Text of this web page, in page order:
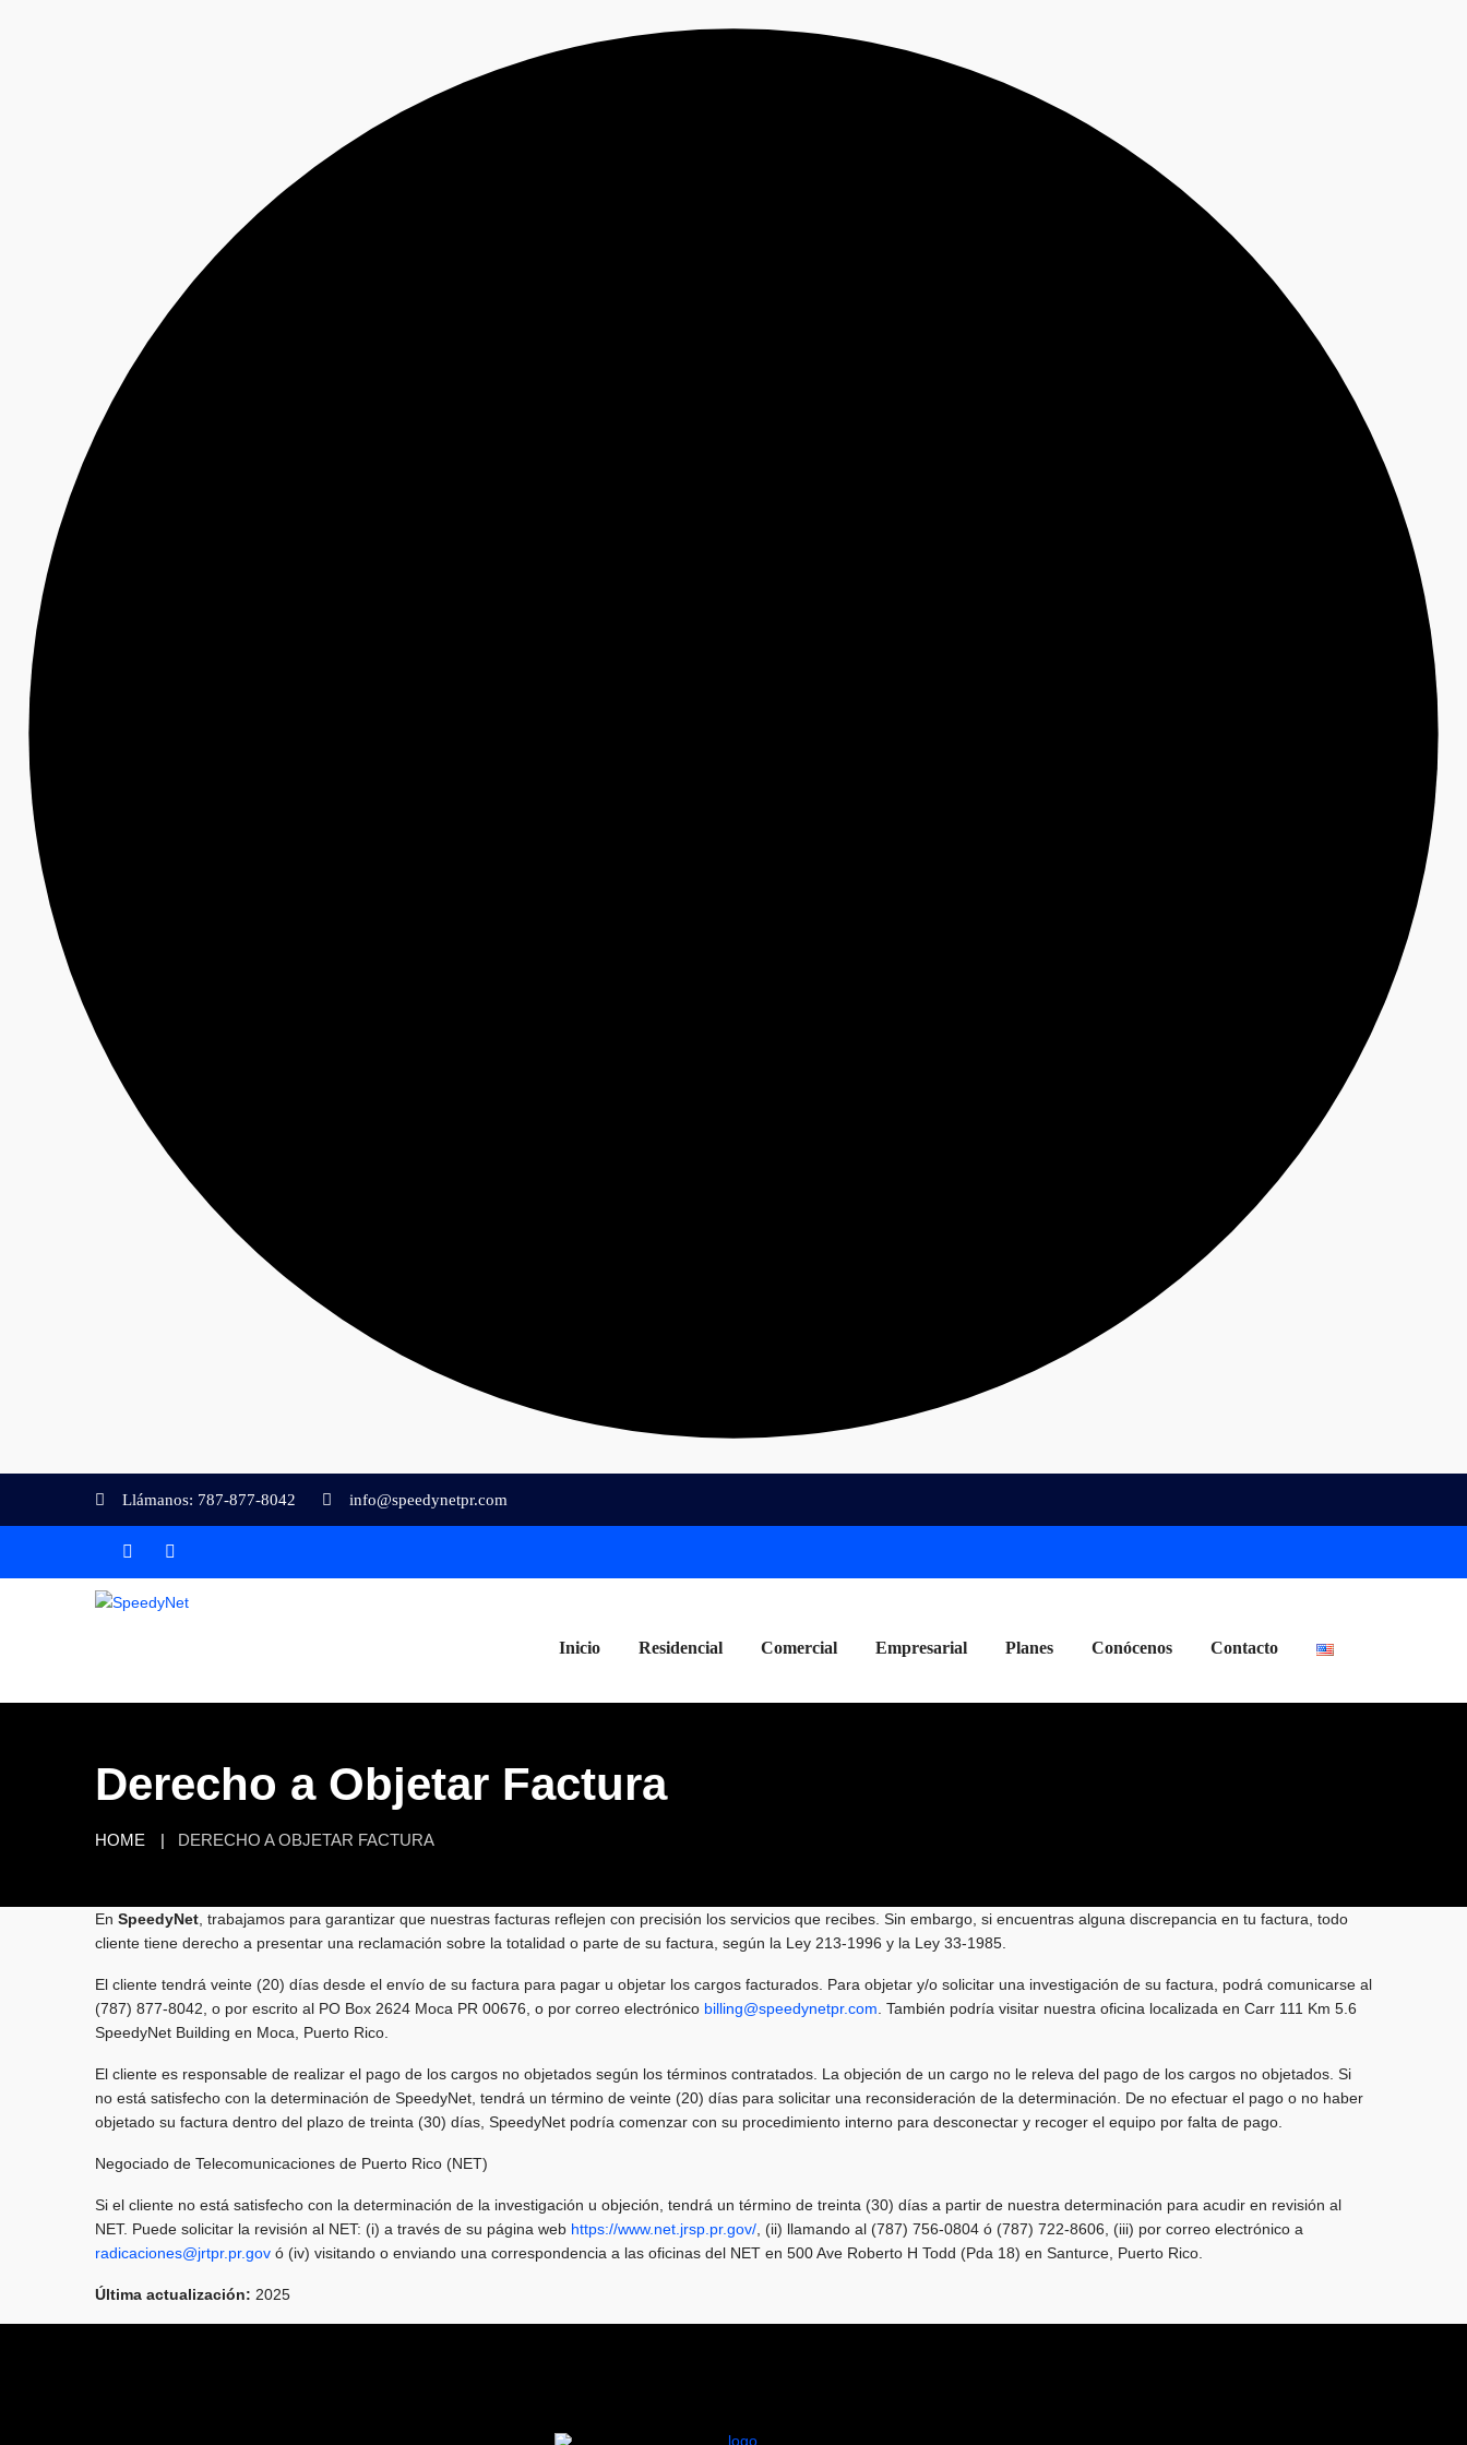
Llámanos: 787-877-8042 info@speedynetpr.com
Inicio Residencial Comercial Empresarial Planes Conócenos Contacto
Derecho a Objetar Factura
HOME DERECHO A OBJETAR FACTURA
En SpeedyNet , trabajamos para garantizar que nuestras facturas reflejen con precisión los servicios que recibes. Sin embargo, si encuentras alguna discrepancia en tu factura, todo
cliente tiene derecho a presentar una reclamación sobre la totalidad o parte de su factura, según la Ley 213-1996 y la Ley 33-1985.
El cliente tendrá veinte (20) días desde el envío de su factura para pagar u objetar los cargos facturados. Para objetar y/o solicitar una investigación de su factura, podrá comunicarse al
(787) 877-8042, o por escrito al PO Box 2624 Moca PR 00676, o por correo electrónico billing@speedynetpr.com . También podría visitar nuestra oficina localizada en Carr 111 Km 5.6
SpeedyNet Building en Moca, Puerto Rico.
El cliente es responsable de realizar el pago de los cargos no objetados según los términos contratados. La objeción de un cargo no le releva del pago de los cargos no objetados. Si
no está satisfecho con la determinación de SpeedyNet, tendrá un término de veinte (20) días para solicitar una reconsideración de la determinación. De no efectuar el pago o no haber
objetado su factura dentro del plazo de treinta (30) días, SpeedyNet podría comenzar con su procedimiento interno para desconectar y recoger el equipo por falta de pago.
Negociado de Telecomunicaciones de Puerto Rico (NET)
Si el cliente no está satisfecho con la determinación de la investigación u objeción, tendrá un término de treinta (30) días a partir de nuestra determinación para acudir en revisión al
NET. Puede solicitar la revisión al NET: (i) a través de su página web https://www.net.jrsp.pr.gov/ , (ii) llamando al (787) 756-0804 ó (787) 722-8606, (iii) por correo electrónico a
radicaciones@jrtpr.pr.gov ó (iv) visitando o enviando una correspondencia a las oficinas del NET en 500 Ave Roberto H Todd (Pda 18) en Santurce, Puerto Rico.
Última actualización: 2025